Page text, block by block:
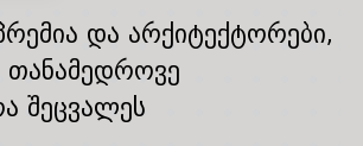
და არქიტექტორები,
შეცვალეს